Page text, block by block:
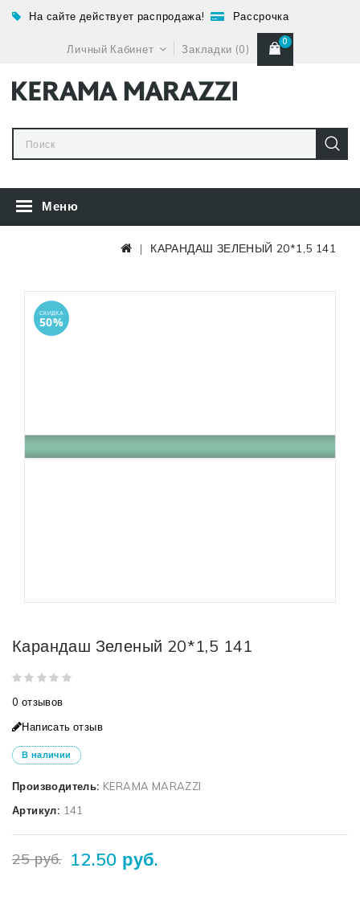
На сайте действует распродажа! Рассрочка
Личный Кабинет Закладки (0)
0
Меню
КАРАНДАШ ЗЕЛЕНЫЙ 20*1,5 141
СКИДКА
50%
Карандаш Зеленый 20*1,5 141
0 отзывов
Написать отзыв
В наличии
Производитель: KERAMA MARAZZI
Артикул: 141
25 руб. 12.50 руб.